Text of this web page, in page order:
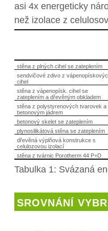
asi 4x energeticky
než izolace z
stěna z plných cihel se zateplením
sendvičové zdivo z
cihel
stěna z vápenopísk. cihel se
zateplením a dřevěným obkladem
stěna z polystyrenových tvarovek a
betonovým jádrem
betonový skelet se zateplením
plynosilikátová stěna se zateplením
dřevěná výplňová konstrukce s
celulozovou izolací
stěna z tvárnic Porotherm 44 P+D
Tabulka 1: Svázaná
SROVNÁNÍ